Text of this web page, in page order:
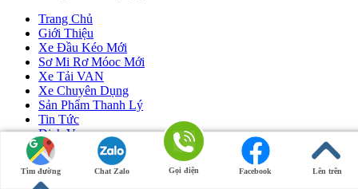
Tìm đường Chat Zalo Gọi điện Facebook Lên trên
Trang Chủ
Giới Thiệu
Xe Đầu Kéo Mới
Sơ Mi Rơ Móoc Mới
Xe Tải VAN
Xe Chuyên Dụng
Sản Phẩm Thanh Lý
Tin Tức
Dịch Vụ
Liên Hệ
Ô Tô Huỳnh Gia Phát|Xe Đầu Kéo Mỹ by Huỳnh Gia Phát.